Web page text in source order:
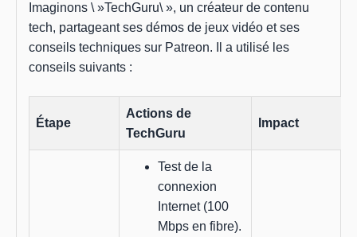
Imaginons \ »TechGuru\ », un créateur de contenu
tech, partageant ses démos de jeux vidéo et ses
conseils techniques sur Patreon. Il a utilisé les
conseils suivants :
Étape
Actions de
TechGuru
Impact
Test de la
connexion
Internet (100
Mbps en fibre).